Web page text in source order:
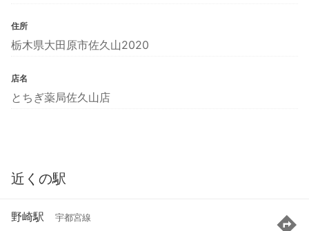
住所
栃木県大田原市佐久山2020
店名
とちぎ薬局佐久山店
近くの駅
野崎駅 宇都宮線